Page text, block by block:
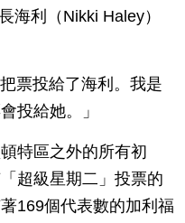
海利（Nikki Haley）
票投給了海利。我是
投給她。」
特區之外的所有初
超級星期二」投票的
169個代表數的加利福